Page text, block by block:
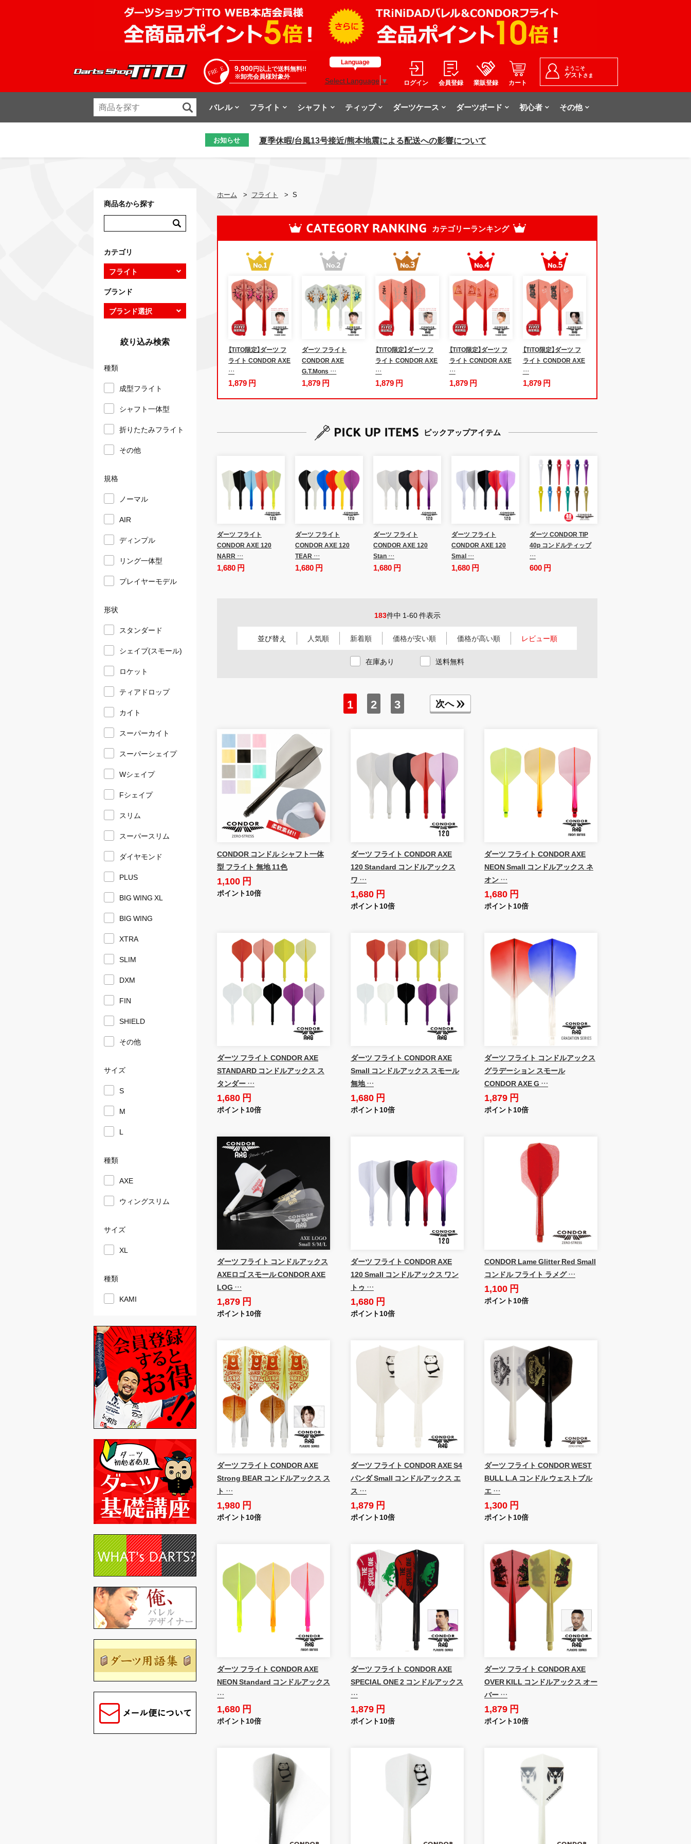
9,900円以上で送料無料!!
※卸売会員様対象外
Language
Select Language ▼ ログイン 会員登録 業販登録 カート
ようこそ
ゲスト さま
バレル フライト シャフト ティップ ダーツケース ダーツボード 初心者 その他
お知らせ 夏季休暇/台風13号接近/熊本地震による配送への影響について
ホーム > フライト > S
カテゴリーランキング
【TiTO限定】ダーツ フ
ライト CONDOR AXE
…
1,879 円
ダーツ フライト
CONDOR AXE
G.T.Mons …
1,879 円
【TiTO限定】ダーツ フ
ライト CONDOR AXE
…
1,879 円
【TiTO限定】ダーツ フ
ライト CONDOR AXE
…
1,879 円
【TiTO限定】ダーツ フ
ライト CONDOR AXE
…
1,879 円
ピックアップアイテム
ダーツ フライト
CONDOR AXE 120
NARR …
1,680 円
ダーツ フライト
CONDOR AXE 120
TEAR …
1,680 円
ダーツ フライト
CONDOR AXE 120
Stan …
1,680 円
ダーツ フライト
CONDOR AXE 120
Smal …
1,680 円
ダーツ CONDOR TIP
40p コンドルティップ
…
600 円
183件中 1-60 件表示
並び替え 人気順 新着順 価格が安い順 価格が高い順 レビュー順
在庫あり 送料無料
1 2 3 次へ
CONDOR コンドル シャフト一体
型 フライト 無地 11色
1,100 円
ポイント10倍
ダーツ フライト CONDOR AXE
120 Standard コンドルアックス
ワ …
1,680 円
ポイント10倍
ダーツ フライト CONDOR AXE
NEON Small コンドルアックス ネ
オン …
1,680 円
ポイント10倍
ダーツ フライト CONDOR AXE
STANDARD コンドルアックス ス
タンダー …
1,680 円
ポイント10倍
ダーツ フライト CONDOR AXE
Small コンドルアックス スモール
無地 …
1,680 円
ポイント10倍
ダーツ フライト コンドルアックス
グラデーション スモール
CONDOR AXE G …
1,879 円
ポイント10倍
ダーツ フライト コンドルアックス
AXEロゴ スモール CONDOR AXE
LOG …
1,879 円
ポイント10倍
ダーツ フライト CONDOR AXE
120 Small コンドルアックス ワン
トゥ …
1,680 円
ポイント10倍
CONDOR Lame Glitter Red Small
コンドル フライト ラメグ …
1,100 円
ポイント10倍
ダーツ フライト CONDOR AXE
Strong BEAR コンドルアックス ス
ト …
1,980 円
ポイント10倍
ダーツ フライト CONDOR AXE S4
パンダ Small コンドルアックス エ
ス …
1,879 円
ポイント10倍
ダーツ フライト CONDOR WEST
BULL L.A コンドル ウェストブル
エ …
1,300 円
ポイント10倍
ダーツ フライト CONDOR AXE
NEON Standard コンドルアックス
…
1,680 円
ポイント10倍
ダーツ フライト CONDOR AXE
SPECIAL ONE 2 コンドルアックス
…
1,879 円
ポイント10倍
ダーツ フライト CONDOR AXE
OVER KILL コンドルアックス オー
バー …
1,879 円
ポイント10倍
商品名から探す
カテゴリ
ブランド
絞り込み検索
種類
成型フライト
シャフト一体型
折りたたみフライト
その他
規格
ノーマル
AIR
ディンプル
リング一体型
プレイヤーモデル
形状
スタンダード
シェイプ(スモール)
ロケット
ティアドロップ
カイト
スーパーカイト
スーパーシェイプ
Wシェイプ
Fシェイプ
スリム
スーパースリム
ダイヤモンド
PLUS
BIG WING XL
BIG WING
XTRA
SLIM
DXM
FIN
SHIELD
その他
サイズ
S
M
L
種類
AXE
ウィングスリム
サイズ
XL
種類
KAMI